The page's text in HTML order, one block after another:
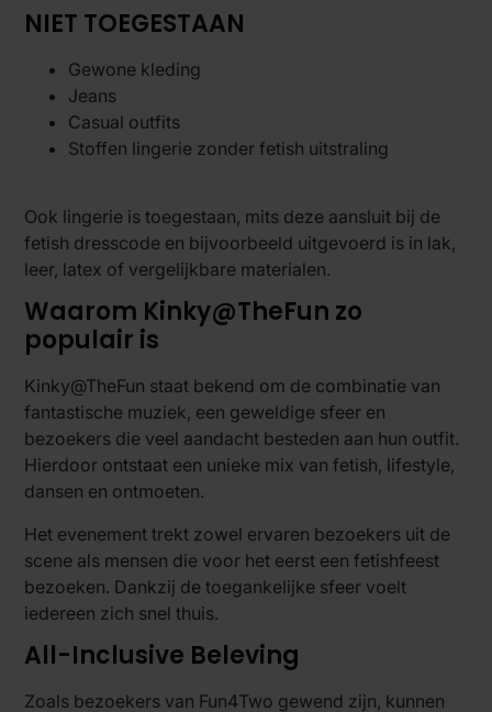
NIET TOEGESTAAN
Gewone kleding
Jeans
Casual outfits
Stoffen lingerie zonder fetish uitstraling
Ook lingerie is toegestaan, mits deze aansluit bij de
fetish dresscode en bijvoorbeeld uitgevoerd is in lak,
leer, latex of vergelijkbare materialen.
Waarom Kinky@TheFun zo
populair is
Kinky@TheFun staat bekend om de combinatie van
fantastische muziek, een geweldige sfeer en
bezoekers die veel aandacht besteden aan hun outfit.
Hierdoor ontstaat een unieke mix van fetish, lifestyle,
dansen en ontmoeten.
Het evenement trekt zowel ervaren bezoekers uit de
scene als mensen die voor het eerst een fetishfeest
bezoeken. Dankzij de toegankelijke sfeer voelt
iedereen zich snel thuis.
All-Inclusive Beleving
Zoals bezoekers van Fun4Two gewend zijn, kunnen